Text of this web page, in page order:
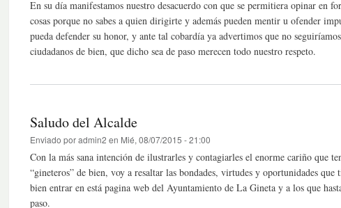
En su día manifestamos nuestro desacuerdo con que se permitiera opinar en
cosas porque no sabes a quien dirigirte y además pueden mentir u ofender
pueda defender su honor, y ante tal cobardía ya advertimos que no
ciudadanos de bien, que dicho sea de paso merecen todo nuestro respeto.
Saludo del Alcalde
Enviado poradmin2 en Mié, 08/07/2015 - 21:00
Con la más sana intención de ilustrarles y contagiarles el enorme cariño que
“gineteros” de bien, voy a resaltar las bondades, virtudes y oportunidades
bien entrar en está pagina web del Ayuntamiento de La Gineta y a los que
paso.